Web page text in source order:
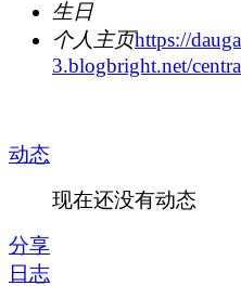
生日
个人主页https://
3.blogbright.net/
动态
现在还没有动态
分享
日志